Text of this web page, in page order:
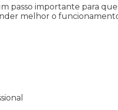
passo importante para
melhor o